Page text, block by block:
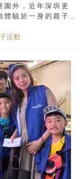
園外，近年深圳更
體驗於一身的親子
活動